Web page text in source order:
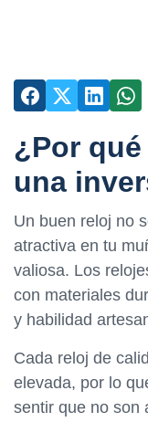
¿Por
una
Un buen reloj no
atractiva en tu
valiosa. Los
con materiales
y habilidad
Cada reloj de
elevada, por lo
sentir que no son